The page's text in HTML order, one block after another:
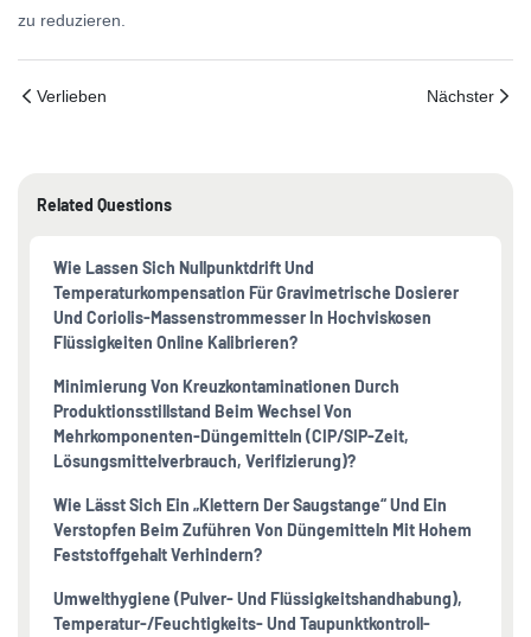
zu reduzieren.
Verlieben Nächster
Related Questions
Wie Lassen Sich Nullpunktdrift Und
Temperaturkompensation Für Gravimetrische Dosierer
Und Coriolis-Massenstrommesser In Hochviskosen
Flüssigkeiten Online Kalibrieren?
Minimierung Von Kreuzkontaminationen Durch
Produktionsstillstand Beim Wechsel Von
Mehrkomponenten-Düngemitteln (CIP/SIP-Zeit,
Lösungsmittelverbrauch, Verifizierung)?
Wie Lässt Sich Ein „Klettern Der Saugstange“ Und Ein
Verstopfen Beim Zuführen Von Düngemitteln Mit Hohem
Feststoffgehalt Verhindern?
Umwelthygiene (Pulver- Und Flüssigkeitshandhabung),
Temperatur-/Feuchtigkeits- Und Taupunktkontroll-